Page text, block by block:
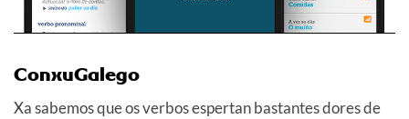
ConxuGalego
Xa sabemos que os verbos espertan bastantes dores de